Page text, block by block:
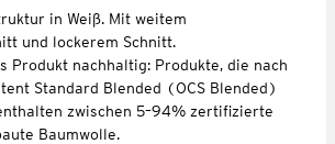
in Weiß. Mit weitem
und lockerem Schnitt.
Produkt nachhaltig: Produkte, die nach
Standard Blended (OCS Blended)
zwischen 5–94% zertifizierte
Baumwolle.